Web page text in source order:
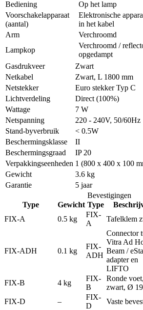
Bediening
Op het lamp
Voorschakelapparaat
(aantal)
Elektronische
in het kabel
Arm
Verchroomd
Lampkop
Verchroomd /
opgedampt
Gasdrukveer
Zwart
Netkabel
Zwart, L 1800 mm
Netstekker
Euro stekker Typ C
Lichtverdeling
Direct (100%)
Wattage
7 W
Netspanning
220 - 240V, 50/60Hz
Stand-byverbruik
< 0.5W
Beschermingsklasse
II
Beschermingsgraad
IP 20
Verpakkingseenheden 1 (800 x 400 x 100
Gewicht
3.6 kg
Garantie
5 jaar
Bevestigingen
Type
Gewicht Type
FIX-A
0.5 kg
FIX-
A
Tafelklem
FIX-ADH 0.1 kg
FIX-
ADH
Connector
Vitra Ad
Beam /
adapter en
LIFTO
FIX-B 4 kg
FIX-
B
Ronde voet,
zwart, Ø
FIX-D –
FIX-
D
Vaste